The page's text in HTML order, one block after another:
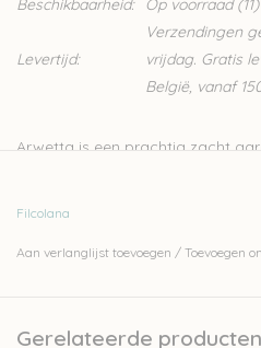
Beschikbaarheid: Op voorraad(11)
Levertijd:
Verzendingen
vrijdag. Gratis
België, vanaf
Arwetta is een prachtig zacht
sokkengaren is.
50gr - 210m
Filcolana
Aan verlanglijst toevoegen / Toevoegen
Gerelateerde producten